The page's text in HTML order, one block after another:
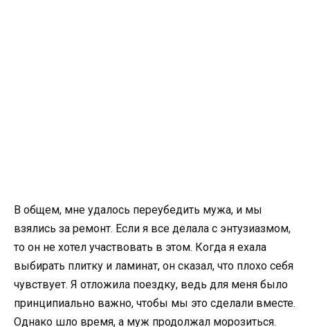
В общем, мне удалось переубедить мужа, и мы
взялись за ремонт. Если я все делала с энтузиазмом,
то он не хотел участвовать в этом. Когда я ехала
выбирать плитку и ламинат, он сказал, что плохо себя
чувствует. Я отложила поездку, ведь для меня было
принципиально важно, чтобы мы это сделали вместе.
Однако шло время, а муж продолжал морозиться.